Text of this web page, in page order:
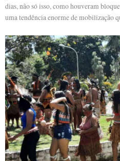
dias, não só isso, como houveram
uma tendência enorme de mobilização